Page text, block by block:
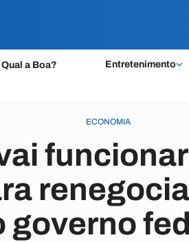
Qual a Boa? Entretenimento
ECONOMIA
governo